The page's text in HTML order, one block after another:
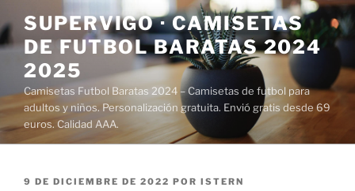
al
contenido
SUPERVIGO · CAMISETAS
DE FUTBOL BARATAS 2024
2025
Camisetas Futbol Baratas 2024 – Camisetas de futbol para
adultos y niños. Personalización gratuita. Envió gratis desde 69
euros. Calidad AAA.
PUBLICADO
9 DE DICIEMBRE DE 2022 POR ISTERN